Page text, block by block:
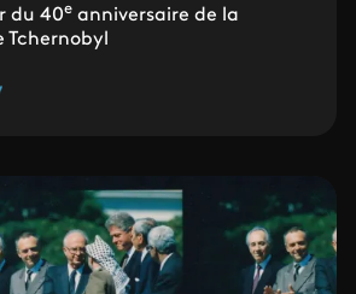
du 40e anniversaire de la
Tchernobyl